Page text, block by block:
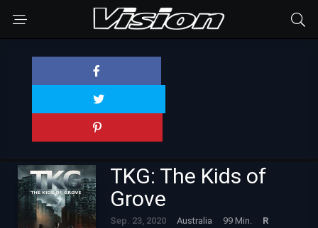
TKG: The Kids of
Grove
Sep. 23, 2020 Australia 99 Min. R